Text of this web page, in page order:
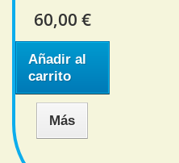
60,00 €
Añadir al
carrito
Más